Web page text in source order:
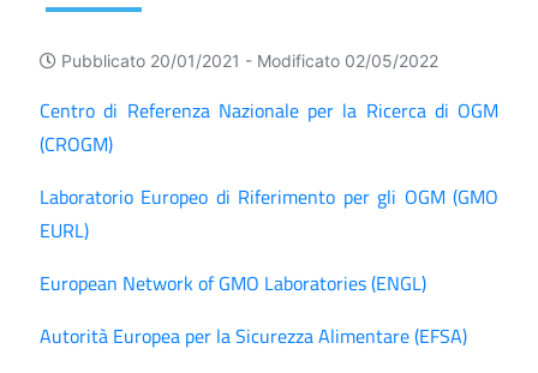
Pubblicato 20/01/2021 - Modificato 02/05/2022
Centro di Referenza Nazionale per la Ricerca di OGM
(CROGM)
Laboratorio Europeo di Riferimento per gli OGM (GMO
EURL)
European Network of GMO Laboratories (ENGL)
Autorità Europea per la Sicurezza Alimentare (EFSA)